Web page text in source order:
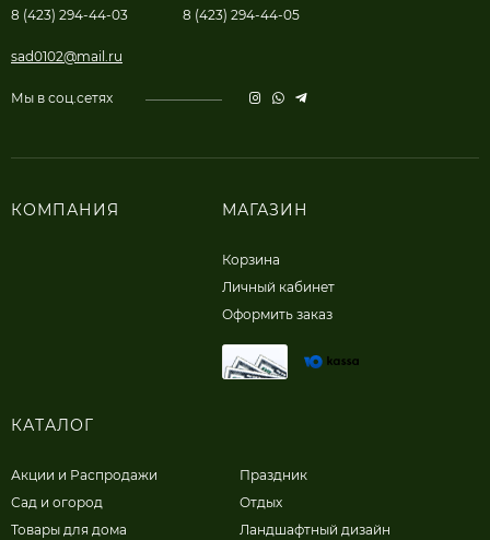
8 (423) 294-44-03 8 (423) 294-44-05
sad0102@mail.ru
Мы в соц.сетях
КОМПАНИЯ МАГАЗИН
Корзина
Личный кабинет
Оформить заказ
КАТАЛОГ
Акции и Распродажи
Сад и огород
Товары для дома
Праздник
Отдых
Ландшафтный дизайн